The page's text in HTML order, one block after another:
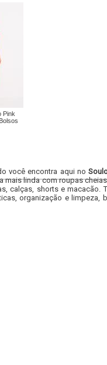
Pink
você encontra aqui no
linda com roupas
calças, shorts e macacão.
organização e limpeza,